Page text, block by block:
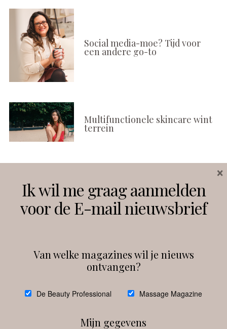
Social media-moe? Tijd voor
een andere go-to
Multifunctionele skincare wint
terrein
Instagram Facebook
debeautyprofessional
Ik wil me graag aanmelden
voor de E-mail nieuwsbrief
Van welke magazines wil je nieuws
ontvangen?
De Beauty Professional Massage Magazine
Mijn gegevens
×